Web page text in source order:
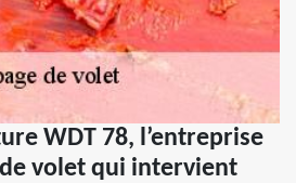
WDT 78, l’entreprise
volet qui intervient